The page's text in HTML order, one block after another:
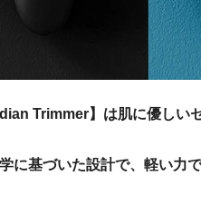
Trimmer】は肌に優しい
に基づいた設計で、軽い力